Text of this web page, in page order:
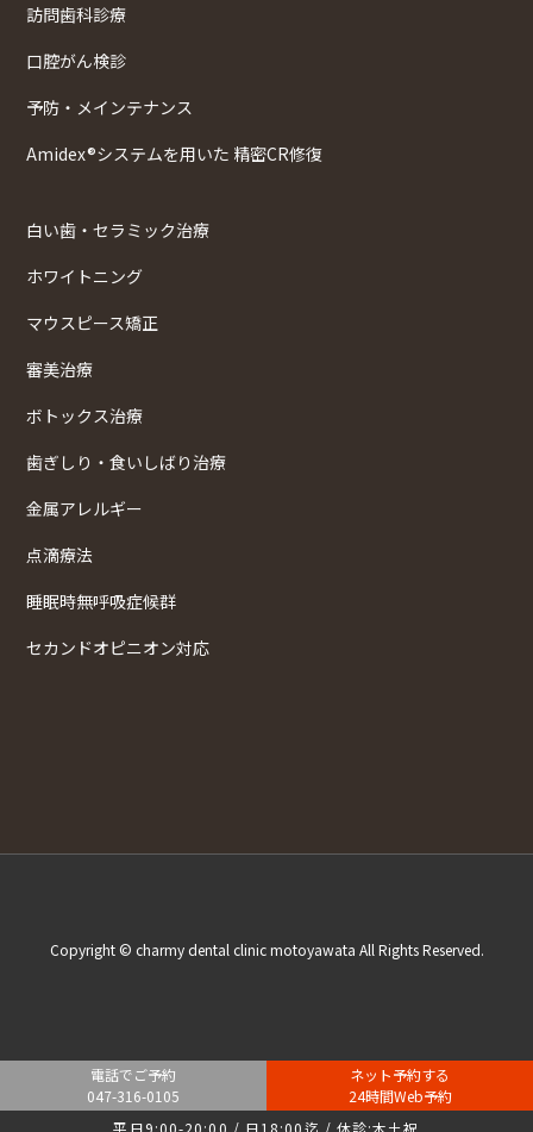
訪問歯科診療
口腔がん検診
予防・メインテナンス
Amidex®システムを用いた 精密CR修復
白い歯・セラミック治療
ホワイトニング
マウスピース矯正
審美治療
ボトックス治療
歯ぎしり・食いしばり治療
金属アレルギー
点滴療法
睡眠時無呼吸症候群
セカンドオピニオン対応
Copyright © charmy dental clinic motoyawata All Rights Reserved.
電話でご予約
047-316-0105
ネット予約する
24時間Web予約
平日9:00-20:00 / 日18:00迄 / 休診:木土祝